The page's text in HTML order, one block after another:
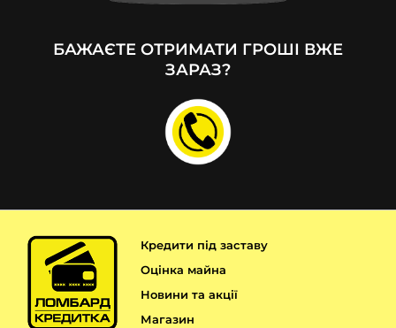
БАЖАЄТЕ ОТРИМАТИ ГРОШІ ВЖЕ
ЗАРАЗ?
Кредити під заставу
Оцінка майна
Новини та акції
Магазин